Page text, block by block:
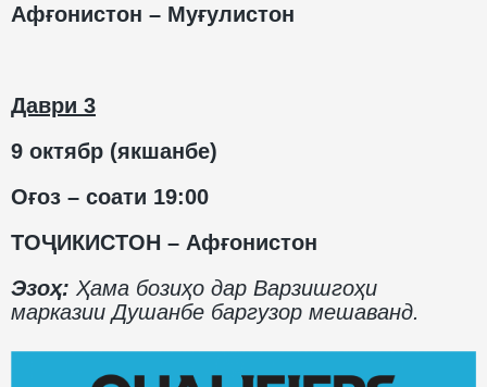
Афғонистон – Муғулистон
Даври 3
9 октябр (якшанбе)
Оғоз – соати 19:00
ТОҶИКИСТОН – Афғонистон
Эзоҳ: Ҳама бозиҳо дар Варзишгоҳи
марказии Душанбе баргузор мешаванд.